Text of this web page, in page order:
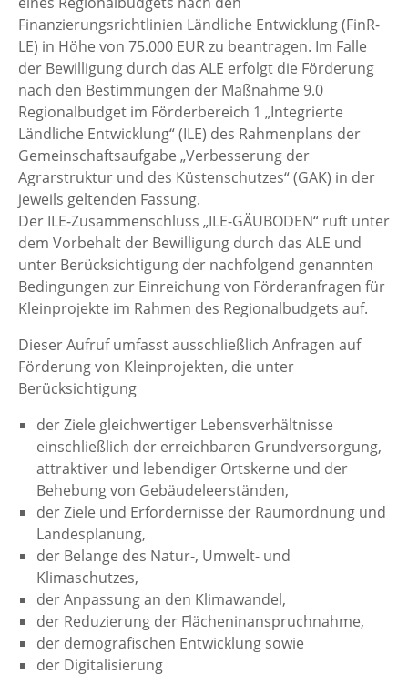
Finanzierungsrichtlinien Ländliche Entwicklung (FinR-
LE) in Höhe von 75.000 EUR zu beantragen. Im Falle
der Bewilligung durch das ALE erfolgt die Förderung
nach den Bestimmungen der Maßnahme 9.0
Regionalbudget im Förderbereich 1 „Integrierte
Ländliche Entwicklung“ (ILE) des Rahmenplans der
Gemeinschaftsaufgabe „Verbesserung der
Agrarstruktur und des Küstenschutzes“ (GAK) in der
jeweils geltenden Fassung.
Der ILE-Zusammenschluss „ILE-GÄUBODEN“ ruft unter
dem Vorbehalt der Bewilligung durch das ALE und
unter Berücksichtigung der nachfolgend genannten
Bedingungen zur Einreichung von Förderanfragen für
Kleinprojekte im Rahmen des Regionalbudgets auf.
Dieser Aufruf umfasst ausschließlich Anfragen auf
Förderung von Kleinprojekten, die unter
Berücksichtigung
der Ziele gleichwertiger Lebensverhältnisse
einschließlich der erreichbaren Grundversorgung,
attraktiver und lebendiger Ortskerne und der
Behebung von Gebäudeleerständen,
der Ziele und Erfordernisse der Raumordnung und
Landesplanung,
der Belange des Natur-, Umwelt- und
Klimaschutzes,
der Anpassung an den Klimawandel,
der Reduzierung der Flächeninanspruchnahme,
der demografischen Entwicklung sowie
der Digitalisierung